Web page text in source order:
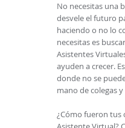
No necesitas una
desvele el futuro
haciendo o no lo
necesitas es
Asistentes
ayuden a crecer.
donde no se
mano de colegas
¿Cómo fueron tus